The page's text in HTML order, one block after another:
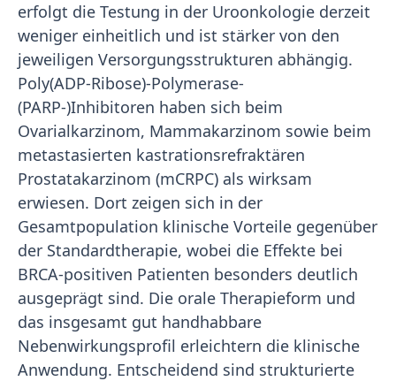
erfolgt die Testung in der Uroonkologie derzeit
weniger einheitlich und ist stärker von den
jeweiligen Versorgungsstrukturen abhängig.
Poly(ADP-Ribose)-Polymerase-
(PARP-)Inhibitoren haben sich beim
Ovarialkarzinom, Mammakarzinom sowie beim
metastasierten kastrationsrefraktären
Prostatakarzinom (mCRPC) als wirksam
erwiesen. Dort zeigen sich in der
Gesamtpopulation klinische Vorteile gegenüber
der Standardtherapie, wobei die Effekte bei
BRCA-positiven Patienten besonders deutlich
ausgeprägt sind. Die orale Therapieform und
das insgesamt gut handhabbare
Nebenwirkungsprofil erleichtern die klinische
Anwendung. Entscheidend sind strukturierte